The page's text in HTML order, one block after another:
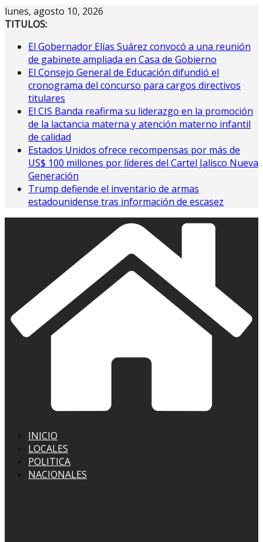
Saltar
al
lunes, agosto 10, 2026
TITULOS:
El Gobernador Elías Suárez convocó a una reunión
de gabinete ampliada en Casa de Gobierno
El Consejo General de Educación difundió el
cronograma del concurso para cargos directivos
titulares
El CIS Banda reafirma su liderazgo en la promoción
de la lactancia materna y atención materno infantil
de calidad
Estados Unidos ofrece recompensas por más de
US$ 100 millones por líderes del Cartel Jalisco Nueva
Generación
Trump defiende el inventario de armas
estadounidense tras información de escasez
INICIO
LOCALES
POLITICA
NACIONALES